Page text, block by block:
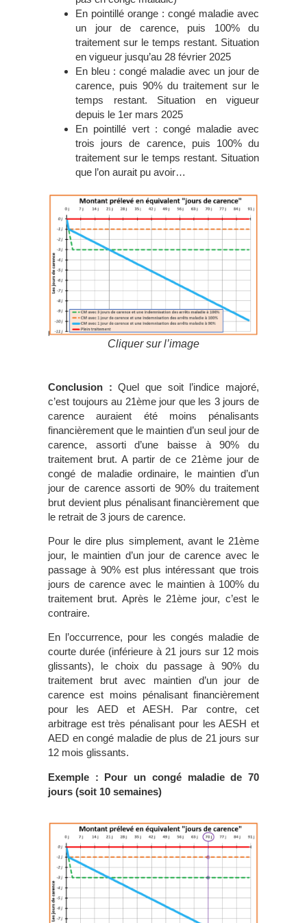
En pointillé orange : congé maladie avec
un jour de carence, puis 100% du
traitement sur le temps restant. Situation
en vigueur jusqu’au 28 février 2025
En bleu : congé maladie avec un jour de
carence, puis 90% du traitement sur le
temps restant. Situation en vigueur
depuis le 1er mars 2025
En pointillé vert : congé maladie avec
trois jours de carence, puis 100% du
traitement sur le temps restant. Situation
que l’on aurait pu avoir…
Cliquer sur l’image
Conclusion : Quel que soit l’indice majoré,
c’est toujours au 21ème jour que les 3 jours de
carence auraient été moins pénalisants
financièrement que le maintien d’un seul jour de
carence, assorti d’une baisse à 90% du
traitement brut. A partir de ce 21ème jour de
congé de maladie ordinaire, le maintien d’un
jour de carence assorti de 90% du traitement
brut devient plus pénalisant financièrement que
le retrait de 3 jours de carence.
Pour le dire plus simplement, avant le 21ème
jour, le maintien d’un jour de carence avec le
passage à 90% est plus intéressant que trois
jours de carence avec le maintien à 100% du
traitement brut. Après le 21ème jour, c’est le
contraire.
En l’occurrence, pour les congés maladie de
courte durée (inférieure à 21 jours sur 12 mois
glissants), le choix du passage à 90% du
traitement brut avec maintien d’un jour de
carence est moins pénalisant financièrement
pour les AED et AESH. Par contre, cet
arbitrage est très pénalisant pour les AESH et
AED en congé maladie de plus de 21 jours sur
12 mois glissants.
Exemple : Pour un congé maladie de 70
jours (soit 10 semaines)